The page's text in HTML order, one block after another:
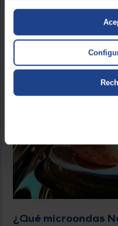
Euronics
los microondas de este
¿Qué microondas